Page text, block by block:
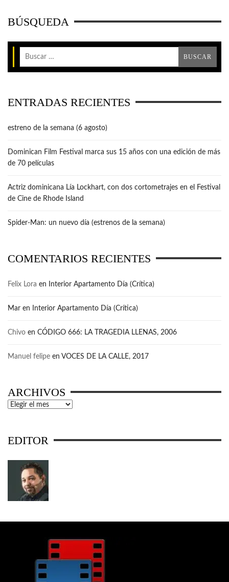
BÚSQUEDA
ENTRADAS RECIENTES
estreno de la semana (6 agosto)
Dominican Film Festival marca sus 15 años con una edición de más
de 70 películas
Actriz dominicana Lía Lockhart, con dos cortometrajes en el Festival
de Cine de Rhode Island
Spider-Man: un nuevo día (estrenos de la semana)
COMENTARIOS RECIENTES
Felix Lora en Interior Apartamento Día (Crítica)
Mar en Interior Apartamento Día (Crítica)
Chivo en CÓDIGO 666: LA TRAGEDIA LLENAS, 2006
Manuel felipe en VOCES DE LA CALLE, 2017
ARCHIVOS
Archivos
EDITOR